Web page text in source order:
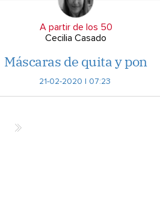
A partir de los 50
Cecilia Casado
Máscaras de quita y pon
21-02-2020 | 07:23